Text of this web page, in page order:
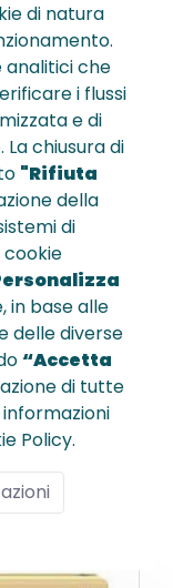
ciano
di natura
analitici che
i flussi
e di
chiusura di
"Rifiuta
della
di
in base alle
delle diverse
“Accetta
di tutte
Policy.